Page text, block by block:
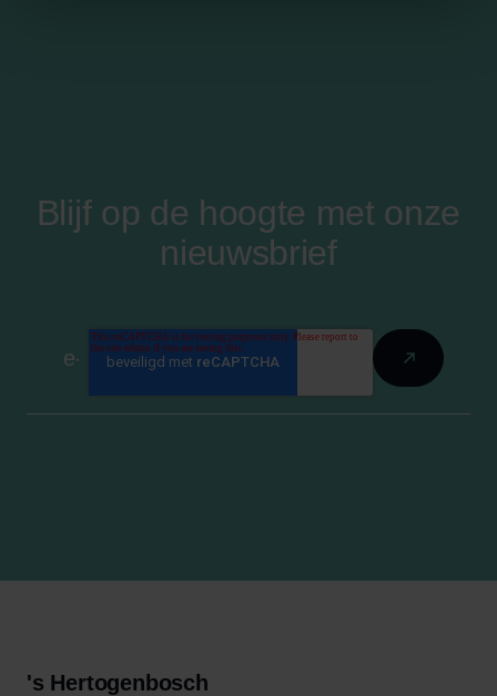
Blijf op de hoogte met onze
nieuwsbrief
's Hertogenbosch